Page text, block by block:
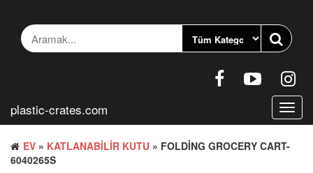
aç/
plastic-crates.com
EV » KATLANABILIR KUTU » FOLDING GROCERY CART-
6040265S